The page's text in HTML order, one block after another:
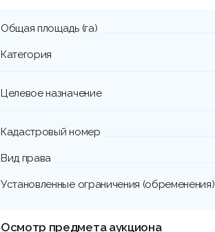
Общая площадь (га)
Категория
Целевое назначение
Кадастровый номер
Вид права
Установленные ограничения (обременения)
Осмотр предмета аукциона